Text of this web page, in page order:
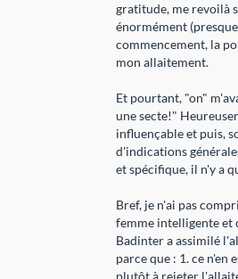
gratitude, me revoilà
énormément
commencement, la
mon allaitement.
Et pourtant, "on"
une secte!"
influençable et puis,
d'indications
et spécifique, il n'y a
Bref, je n'ai pas
femme intelligente et
Badinter a assimilé
parce que : 1. ce n'en
plutôt à rejeter